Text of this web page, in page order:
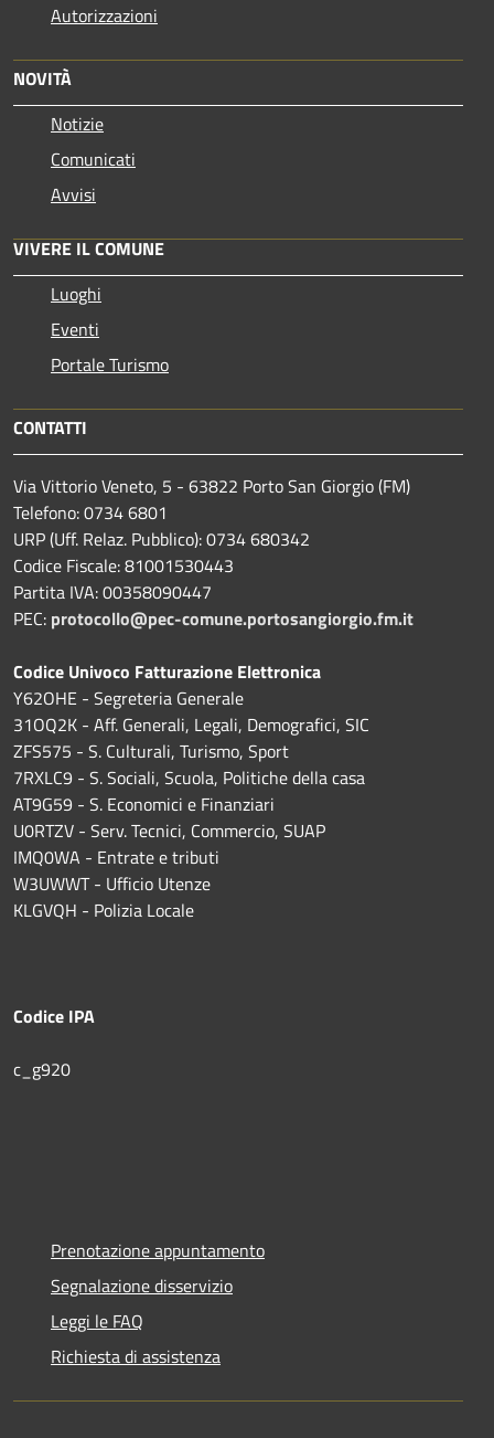
Autorizzazioni
NOVITÀ
Notizie
Comunicati
Avvisi
VIVERE IL COMUNE
Luoghi
Eventi
Portale Turismo
CONTATTI
Via Vittorio Veneto, 5 - 63822 Porto San Giorgio (FM)
Telefono: 0734 6801
URP (Uff. Relaz. Pubblico): 0734 680342
Codice Fiscale: 81001530443
Partita IVA: 00358090447
PEC: protocollo@pec-comune.portosangiorgio.fm.it
Codice Univoco Fatturazione Elettronica
Y62OHE - Segreteria Generale
31OQ2K - Aff. Generali, Legali, Demografici, SIC
ZFS575 - S. Culturali, Turismo, Sport
7RXLC9 - S. Sociali, Scuola, Politiche della casa
AT9G59 - S. Economici e Finanziari
U0RTZV - Serv. Tecnici, Commercio, SUAP
IMQ0WA - Entrate e tributi
W3UWWT - Ufficio Utenze
KLGVQH - Polizia Locale
Codice IPA
c_g920
Prenotazione appuntamento
Segnalazione disservizio
Leggi le FAQ
Richiesta di assistenza